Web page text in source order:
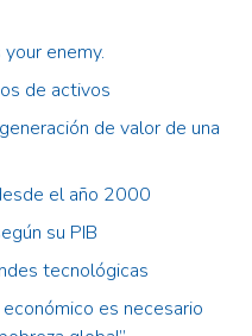
enemy.
de activos
de valor de una
el año 2000
su PIB
tecnológicas
es necesario